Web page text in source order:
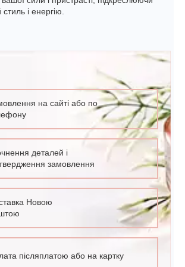
і енергію.
на сайті або по
деталей і
замовлення
Новою
післяплатою або на картку